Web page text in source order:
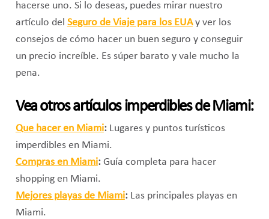
hacerse uno. Si lo deseas, puedes mirar nuestro
artículo del Seguro de Viaje para los EUAy ver los
consejos de cómo hacer un buen seguro y conseguir
un precio increíble. Es súper barato y vale mucho la
pena.
Vea otros artículos imperdibles de Miami:
Que hacer en Miami:Lugares y puntos turísticos
imperdibles en Miami.
Compras en Miami:Guía completa para hacer
shopping en Miami.
Mejores playas de Miami:Las principales playas en
Miami.